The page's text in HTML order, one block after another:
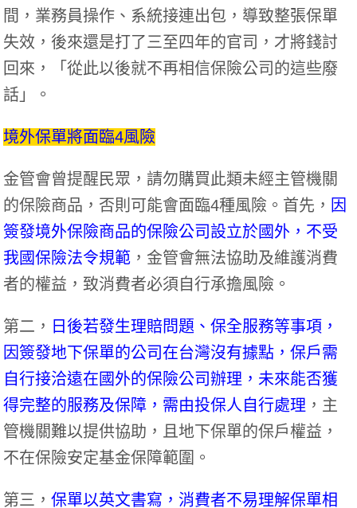
間，業務員操作、系統接連出包，導致整張保單
失效，後來還是打了三至四年的官司，才將錢討
回來，「從此以後就不再相信保險公司的這些廢
話」。
境外保單將面臨4風險
金管會曾提醒民眾，請勿購買此類未經主管機關
的保險商品，否則可能會面臨4種風險。首先， 因
簽發境外保險商品的保險公司設立於國外，不受
我國保險法令規範 ，金管會無法協助及維護消費
者的權益，致消費者必須自行承擔風險。
第二， 日後若發生理賠問題、保全服務等事項，
因簽發地下保單的公司在台灣沒有據點，保戶需
自行接洽遠在國外的保險公司辦理，未來能否獲
得完整的服務及保障，需由投保人自行處理 ，主
管機關難以提供協助，且地下保單的保戶權益，
不在保險安定基金保障範圍。
第三，保單以英文書寫，消費者不易理解保單相